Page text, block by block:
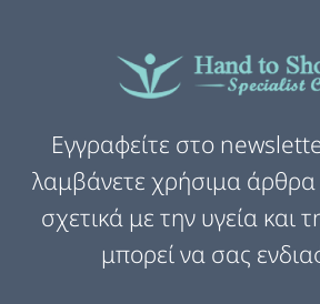
Εγγραφείτε στο
λαμβάνετε χρήσιμα άρθρα
σχετικά με την υγεία και
μπορεί να σας